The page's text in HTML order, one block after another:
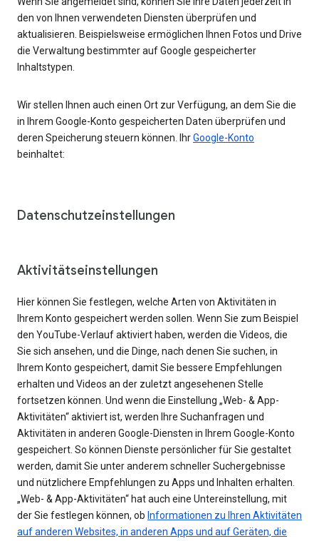
den von Ihnen verwendeten Diensten überprüfen und
aktualisieren. Beispielsweise ermöglichen Ihnen Fotos und Drive
die Verwaltung bestimmter auf Google gespeicherter
Inhaltstypen.
Wir stellen Ihnen auch einen Ort zur Verfügung, an dem Sie die
in Ihrem Google-Konto gespeicherten Daten überprüfen und
deren Speicherung steuern können. IhrGoogle-Konto
beinhaltet:
Datenschutzeinstellungen
Aktivitätseinstellungen
Hier können Sie festlegen, welche Arten von Aktivitäten in
Ihrem Konto gespeichert werden sollen. Wenn Sie zum Beispiel
den YouTube-Verlauf aktiviert haben, werden die Videos, die
Sie sich ansehen, und die Dinge, nach denen Sie suchen, in
Ihrem Konto gespeichert, damit Sie bessere Empfehlungen
erhalten und Videos an der zuletzt angesehenen Stelle
fortsetzen können. Und wenn die Einstellung „Web- & App-
Aktivitäten“ aktiviert ist, werden Ihre Suchanfragen und
Aktivitäten in anderen Google-Diensten in Ihrem Google-Konto
gespeichert. So können Dienste persönlicher für Sie gestaltet
werden, damit Sie unter anderem schneller Suchergebnisse
und nützlichere Empfehlungen zu Apps und Inhalten erhalten.
„Web- & App-Aktivitäten“ hat auch eine Untereinstellung, mit
der Sie festlegen können, ob Informationen zu Ihren Aktivitäten
auf anderen Websites, in anderen Apps und auf Geräten, die